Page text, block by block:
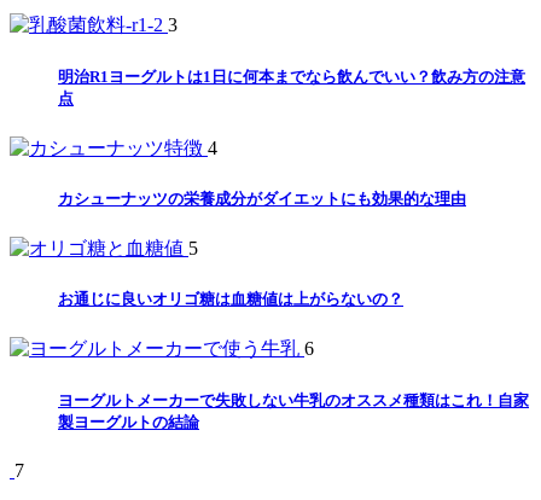
3
明治R1ヨーグルトは1日に何本までなら飲んでいい？飲み方の注意
点
4
カシューナッツの栄養成分がダイエットにも効果的な理由
5
お通じに良いオリゴ糖は血糖値は上がらないの？
6
ヨーグルトメーカーで失敗しない牛乳のオススメ種類はこれ！自家
製ヨーグルトの結論
7